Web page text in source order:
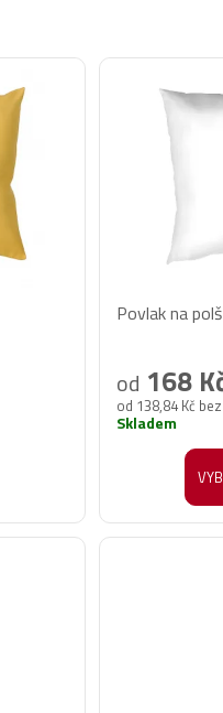
Povlak na
od 138,84 Kč
od 168
Skladem